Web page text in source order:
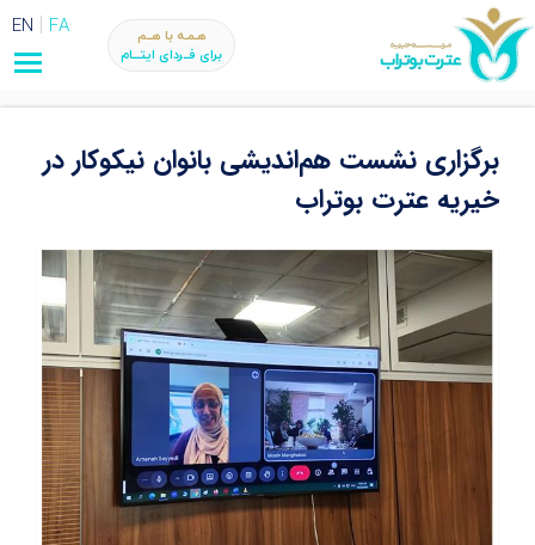
FA
EN
هـمـه با هــم
برای فــردای ایتـــام
برگزاری نشست هم‌اندیشی بانوان نیکوکار در
خیریه عترت بوتراب